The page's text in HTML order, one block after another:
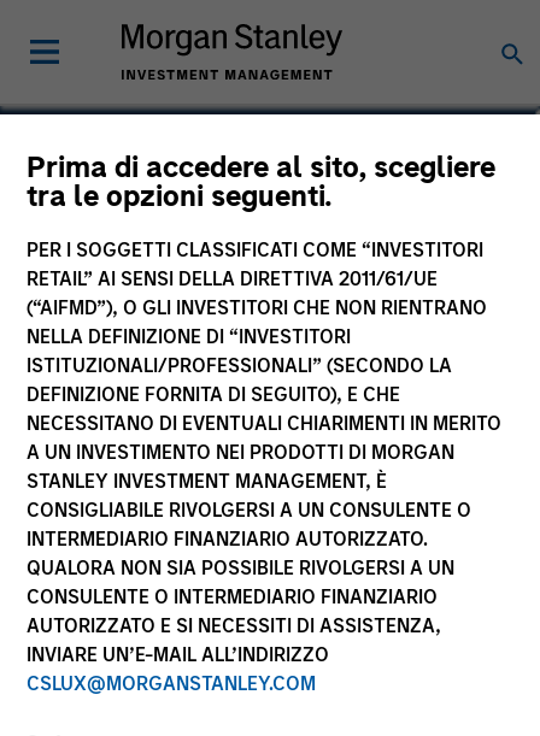
Prima di accedere al sito, scegliere
tra le opzioni seguenti.
PER I SOGGETTI CLASSIFICATI COME “INVESTITORI
RETAIL” AI SENSI DELLA DIRETTIVA 2011/61/UE
(“AIFMD”), O GLI INVESTITORI CHE NON RIENTRANO
NELLA DEFINIZIONE DI “INVESTITORI
ISTITUZIONALI/PROFESSIONALI” (SECONDO LA
DEFINIZIONE FORNITA DI SEGUITO), E CHE
NECESSITANO DI EVENTUALI CHIARIMENTI IN MERITO
A UN INVESTIMENTO NEI PRODOTTI DI MORGAN
STANLEY INVESTMENT MANAGEMENT, È
CONSIGLIABILE RIVOLGERSI A UN CONSULENTE O
INTERMEDIARIO FINANZIARIO AUTORIZZATO.
QUALORA NON SIA POSSIBILE RIVOLGERSI A UN
CONSULENTE O INTERMEDIARIO FINANZIARIO
AUTORIZZATO E SI NECESSITI DI ASSISTENZA,
INVIARE UN’E-MAIL ALL’INDIRIZZO
CSLUX@MORGANSTANLEY.COM
Natalia S. Hibbert
Vice President
YEARS OF INDUSTRY EXPERIENCE
11 Years
TEAM
North America Private Credit